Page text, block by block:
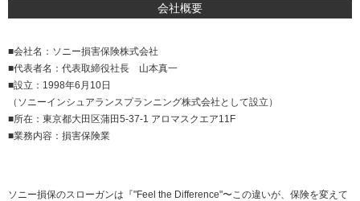
会社概要
■会社名：ソニー損害保険株式会社
■代表者名：代表取締役社長 山本真一
■設立：1998年6月10日
（ソニーインシュアランスプランニング株式会社として設立）
■所在：東京都大田区蒲田5-37-1 アロマスクエア11F
■業務内容：損害保険業
ソニー損保のスローガンは『"Feel the Difference"〜この違いが、保険を変えて